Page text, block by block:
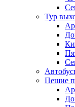
Тур
Пешие